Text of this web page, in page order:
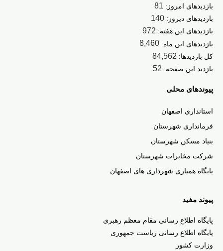
پیوند مفید
پایگاه اطلاع رسانی مقام معظم رهبری
پایگاه اطلاع رسانی ریاست جمهوری
وزارت کشور
پیوندهای محلی
استانداری اصفهان
فرمانداری شهرستان
بنیاد مسکن شهرستان
شرکت مخابرات شهرستان
پایگاه همیاری شهرداری های اصفهان
بازدیدهای امروز: 81
بازدیدهای دیروز: 140
بازدیدهای این هفته: 972
بازدیدهای این ماه: 8,460
کل بازدیدها: 84,562
بازدید این صفحه: 52